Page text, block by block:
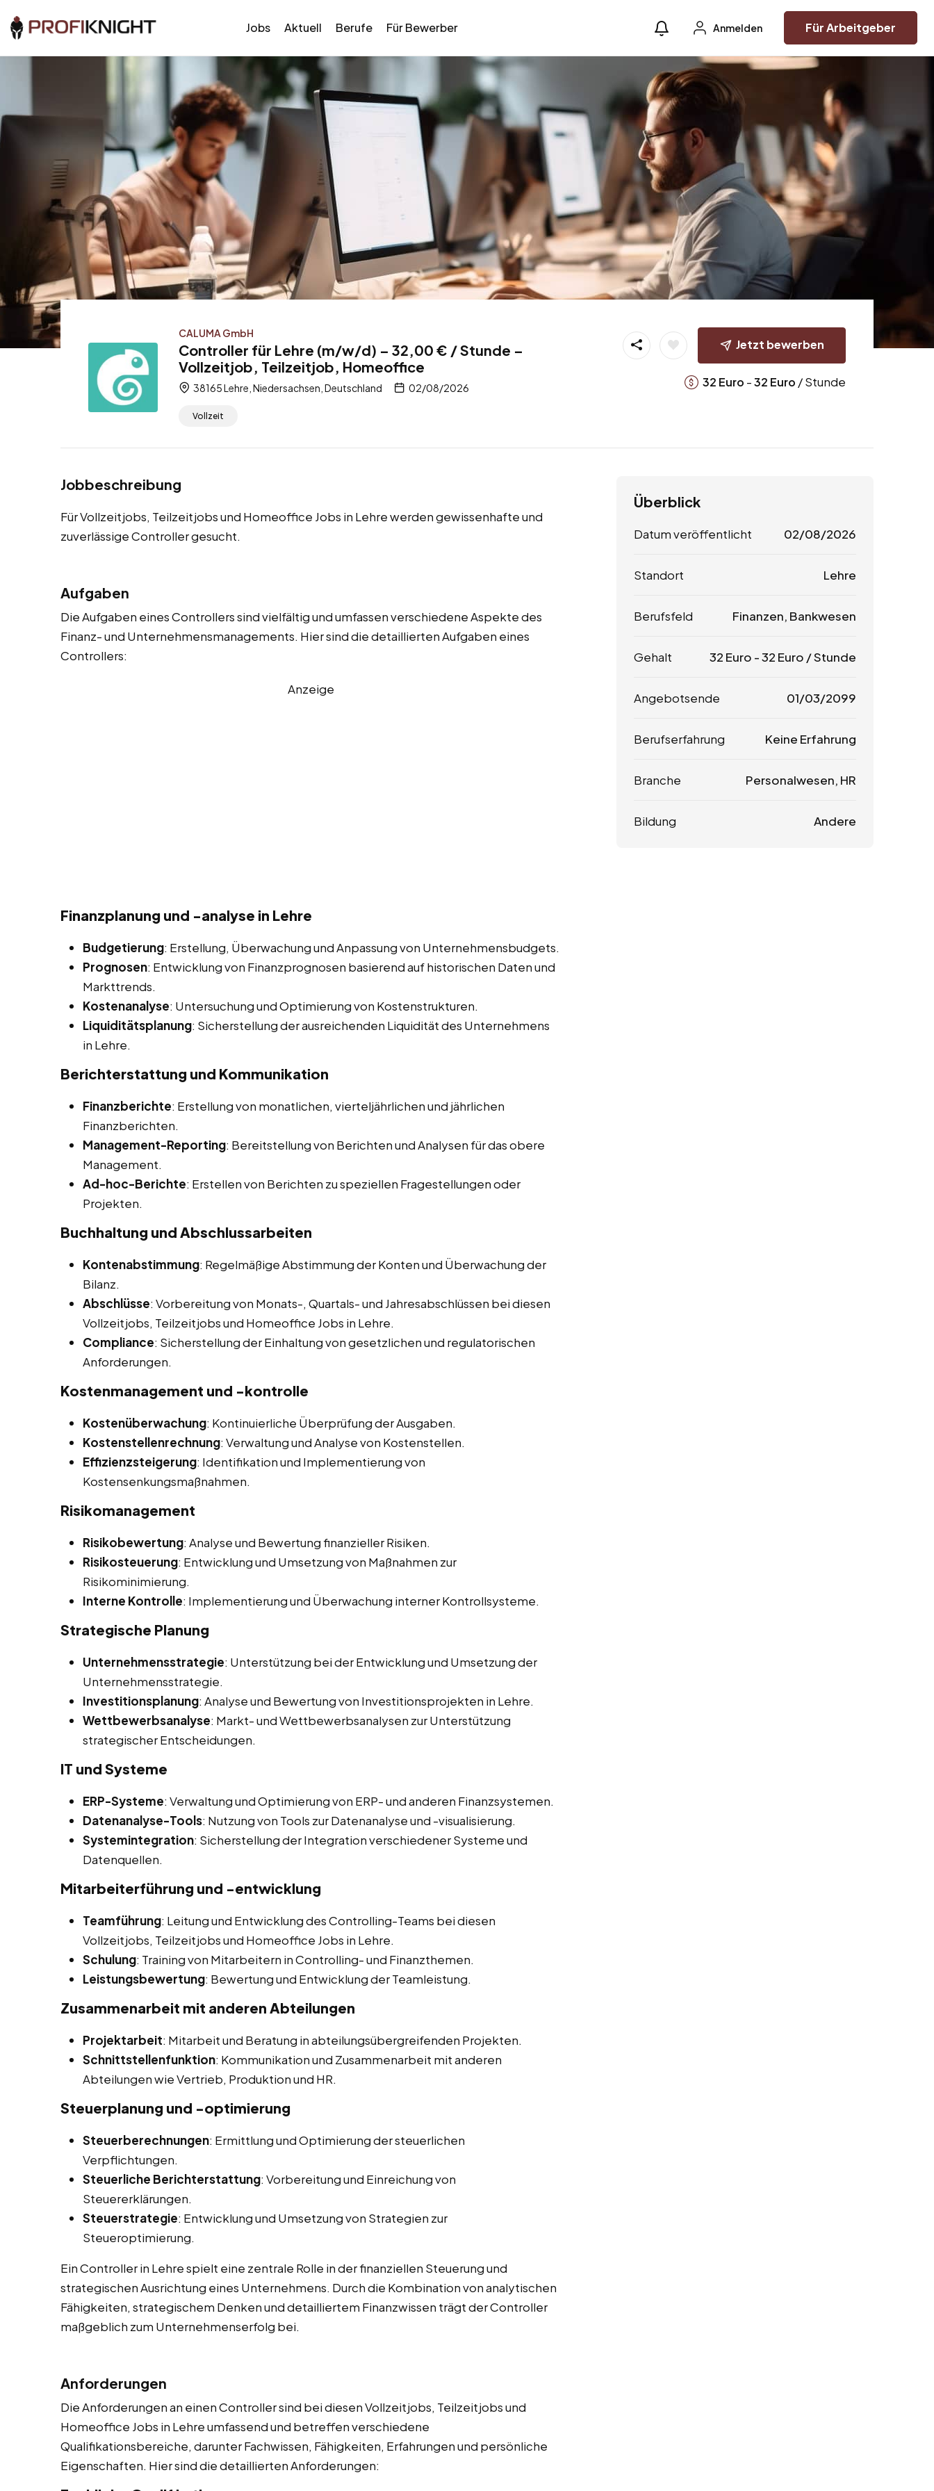
Jobs Aktuell Berufe Für Bewerber Anmelden Für Arbeitgeber
CALUMA GmbH
Controller für Lehre (m/w/d) – 32,00 € / Stunde –
Vollzeitjob, Teilzeitjob, Homeoffice
38165 Lehre, Niedersachsen, Deutschland 02/08/2026
Vollzeit
Jetzt bewerben
32 Euro -32 Euro / Stunde
Jobbeschreibung
Für Vollzeitjobs, Teilzeitjobs und Homeoffice Jobs in Lehre werden gewissenhafte und
zuverlässige Controller gesucht.
Aufgaben
Die Aufgaben eines Controllers sind vielfältig und umfassen verschiedene Aspekte des
Finanz- und Unternehmensmanagements. Hier sind die detaillierten Aufgaben eines
Controllers:
Anzeige
Finanzplanung und -analyse in Lehre
Budgetierung: Erstellung, Überwachung und Anpassung von Unternehmensbudgets.
Prognosen: Entwicklung von Finanzprognosen basierend auf historischen Daten und
Markttrends.
Kostenanalyse: Untersuchung und Optimierung von Kostenstrukturen.
Liquiditätsplanung: Sicherstellung der ausreichenden Liquidität des Unternehmens
in Lehre.
Berichterstattung und Kommunikation
Finanzberichte: Erstellung von monatlichen, vierteljährlichen und jährlichen
Finanzberichten.
Management-Reporting: Bereitstellung von Berichten und Analysen für das obere
Management.
Ad-hoc-Berichte: Erstellen von Berichten zu speziellen Fragestellungen oder
Projekten.
Buchhaltung und Abschlussarbeiten
Kontenabstimmung: Regelmäßige Abstimmung der Konten und Überwachung der
Bilanz.
Abschlüsse: Vorbereitung von Monats-, Quartals- und Jahresabschlüssen bei diesen
Vollzeitjobs, Teilzeitjobs und Homeoffice Jobs in Lehre.
Compliance: Sicherstellung der Einhaltung von gesetzlichen und regulatorischen
Anforderungen.
Kostenmanagement und -kontrolle
Kostenüberwachung: Kontinuierliche Überprüfung der Ausgaben.
Kostenstellenrechnung: Verwaltung und Analyse von Kostenstellen.
Effizienzsteigerung: Identifikation und Implementierung von
Kostensenkungsmaßnahmen.
Risikomanagement
Risikobewertung: Analyse und Bewertung finanzieller Risiken.
Risikosteuerung: Entwicklung und Umsetzung von Maßnahmen zur
Risikominimierung.
Interne Kontrolle: Implementierung und Überwachung interner Kontrollsysteme.
Strategische Planung
Unternehmensstrategie: Unterstützung bei der Entwicklung und Umsetzung der
Unternehmensstrategie.
Investitionsplanung: Analyse und Bewertung von Investitionsprojekten in Lehre.
Wettbewerbsanalyse: Markt- und Wettbewerbsanalysen zur Unterstützung
strategischer Entscheidungen.
IT und Systeme
ERP-Systeme: Verwaltung und Optimierung von ERP- und anderen Finanzsystemen.
Datenanalyse-Tools: Nutzung von Tools zur Datenanalyse und -visualisierung.
Systemintegration: Sicherstellung der Integration verschiedener Systeme und
Datenquellen.
Mitarbeiterführung und -entwicklung
Teamführung: Leitung und Entwicklung des Controlling-Teams bei diesen
Vollzeitjobs, Teilzeitjobs und Homeoffice Jobs in Lehre.
Schulung: Training von Mitarbeitern in Controlling- und Finanzthemen.
Leistungsbewertung: Bewertung und Entwicklung der Teamleistung.
Zusammenarbeit mit anderen Abteilungen
Projektarbeit: Mitarbeit und Beratung in abteilungsübergreifenden Projekten.
Schnittstellenfunktion: Kommunikation und Zusammenarbeit mit anderen
Abteilungen wie Vertrieb, Produktion und HR.
Steuerplanung und -optimierung
Steuerberechnungen: Ermittlung und Optimierung der steuerlichen
Verpflichtungen.
Steuerliche Berichterstattung: Vorbereitung und Einreichung von
Steuererklärungen.
Steuerstrategie: Entwicklung und Umsetzung von Strategien zur
Steueroptimierung.
Ein Controller in Lehre spielt eine zentrale Rolle in der finanziellen Steuerung und
strategischen Ausrichtung eines Unternehmens. Durch die Kombination von analytischen
Fähigkeiten, strategischem Denken und detailliertem Finanzwissen trägt der Controller
maßgeblich zum Unternehmenserfolg bei.
Anforderungen
Die Anforderungen an einen Controller sind bei diesen Vollzeitjobs, Teilzeitjobs und
Homeoffice Jobs in Lehre umfassend und betreffen verschiedene
Qualifikationsbereiche, darunter Fachwissen, Fähigkeiten, Erfahrungen und persönliche
Eigenschaften. Hier sind die detaillierten Anforderungen:
Überblick
Datum veröffentlicht 02/08/2026
Standort Lehre
Berufsfeld Finanzen, Bankwesen
Gehalt 32 Euro -32 Euro / Stunde
Angebotsende 01/03/2099
Berufserfahrung Keine Erfahrung
Branche Personalwesen, HR
Bildung Andere